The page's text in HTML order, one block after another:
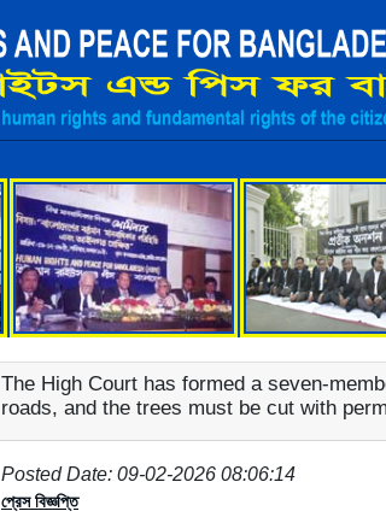
The High Court has formed a seven-
roads, and the trees must be cut with
Posted Date: 09-02-2026 08:06:14
প্রেস বিজ্ঞপ্তি